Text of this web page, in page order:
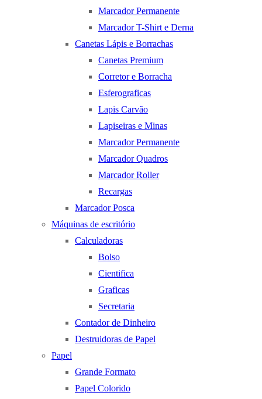
Marcador Permanente
Marcador T-Shirt e Derna
Canetas Lápis e Borrachas
Canetas Premium
Corretor e Borracha
Esferograficas
Lapis Carvão
Lapiseiras e Minas
Marcador Permanente
Marcador Quadros
Marcador Roller
Recargas
Marcador Posca
Máquinas de escritório
Calculadoras
Bolso
Cientifica
Graficas
Secretaria
Contador de Dinheiro
Destruidoras de Papel
Papel
Grande Formato
Papel Colorido